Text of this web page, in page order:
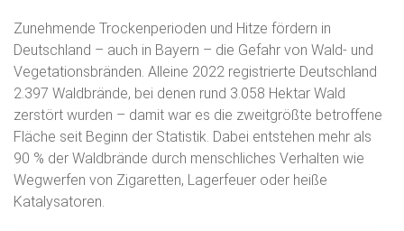
Zunehmende Trockenperioden und Hitze fördern in
Deutschland – auch in Bayern – die Gefahr von Wald- und
Vegetationsbränden. Alleine 2022 registrierte Deutschland
2.397 Waldbrände, bei denen rund 3.058 Hektar Wald
zerstört wurden – damit war es die zweitgrößte betroffene
Fläche seit Beginn der Statistik. Dabei entstehen mehr als
90 % der Waldbrände durch menschliches Verhalten wie
Wegwerfen von Zigaretten, Lagerfeuer oder heiße
Katalysatoren.